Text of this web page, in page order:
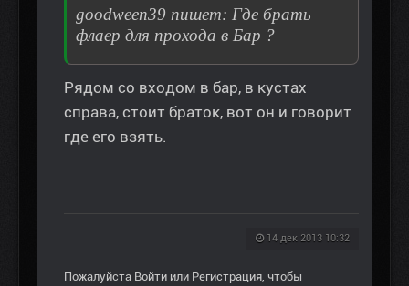
goodween39 пишет: Где брать
флаер для прохода в Бар ?
Рядом со входом в бар, в кустах
справа, стоит браток, вот он и говорит
где его взять.
14 дек 2013 10:32
Пожалуйста Войти или Регистрация , чтобы